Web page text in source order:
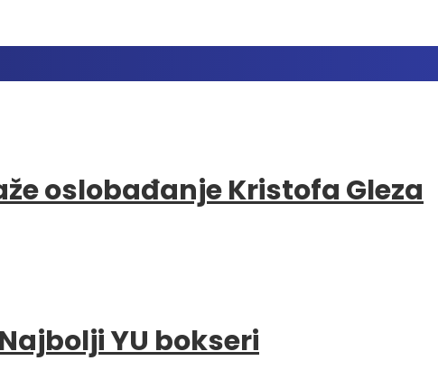
oslobađanje Kristofa Gleza
YU bokseri